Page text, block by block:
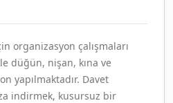
organizasyon çalışmaları
düğün, nişan, kına ve
yapılmaktadır. Davet
indirmek, kusursuz bir